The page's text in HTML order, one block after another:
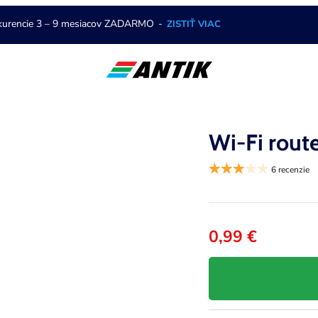
3 – 9 mesiacov ZADARMO - ZISTIŤ VIAC
Wi-Fi
6 recenzie
0,99 €